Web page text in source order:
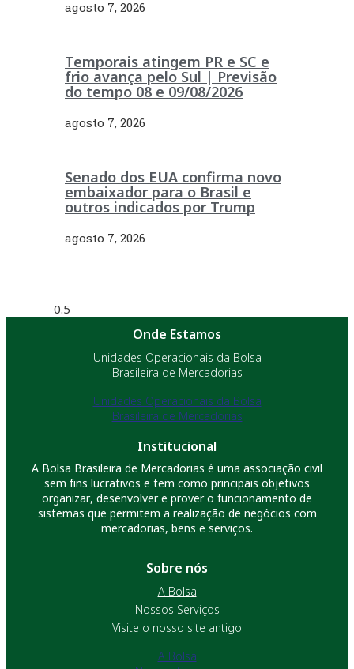
agosto 7, 2026
Temporais atingem PR e SC e
frio avança pelo Sul | Previsão
do tempo 08 e 09/08/2026
agosto 7, 2026
Senado dos EUA confirma novo
embaixador para o Brasil e
outros indicados por Trump
agosto 7, 2026
Onde Estamos
Unidades Operacionais da Bolsa
Brasileira de Mercadorias
Unidades Operacionais da Bolsa
Brasileira de Mercadorias
Institucional
A Bolsa Brasileira de Mercadorias é uma associação civil
sem fins lucrativos e tem como principais objetivos
organizar, desenvolver e prover o funcionamento de
sistemas que permitem a realização de negócios com
mercadorias, bens e serviços.
Sobre nós
A Bolsa
Nossos Serviços
Visite o nosso site antigo
A Bolsa